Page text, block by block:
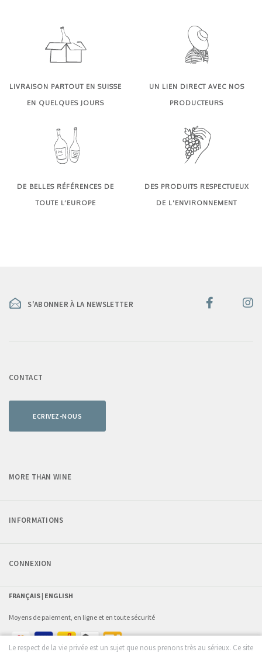
LIVRAISON PARTOUT EN SUISSE
EN QUELQUES JOURS
UN LIEN DIRECT AVEC NOS
PRODUCTEURS
DE BELLES RÉFÉRENCES DE
TOUTE L’EUROPE
DES PRODUITS RESPECTUEUX
DE L'ENVIRONNEMENT
S'ABONNER À LA NEWSLETTER
CONTACT
ECRIVEZ-NOUS
MORE THAN WINE
INFORMATIONS
CONNEXION
FRANÇAIS | ENGLISH
Moyens de paiement, en ligne et en toute sécurité
Le respect de la vie privée est un sujet que nous prenons très au sérieux. Ce site